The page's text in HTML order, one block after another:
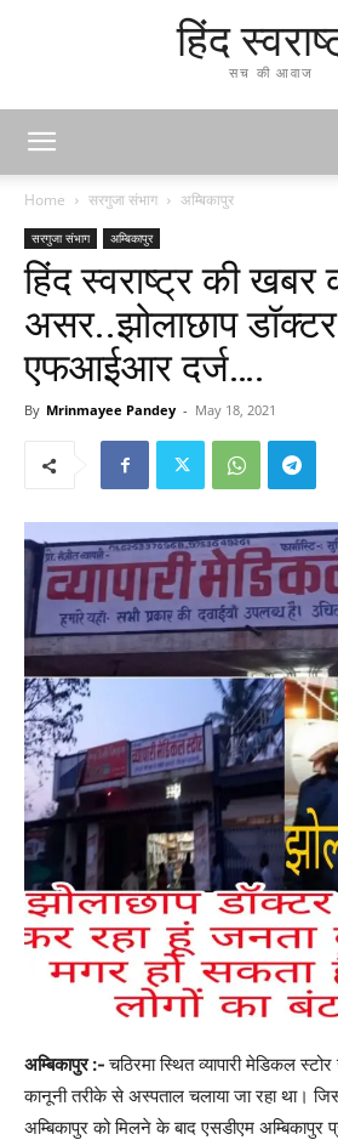
हिंद
सच की आवाज
Home सरगुजा संभाग अम्बिकापुर
सरगुजा संभाग अम्बिकापुर
हिंद स्वराष्ट्र की खबर
असर..झोलाछाप
एफआईआर दर्ज….
By Mrinmayee Pandey - May 18, 2021
अम्बिकापुर :-चठिरमा स्थित व्यापारी मेडिकल स्टोर
कानूनी तरीके से अस्पताल चलाया जा रहा था।
अम्बिकापुर को मिलने के बाद एसडीएम अम्बिकापुर